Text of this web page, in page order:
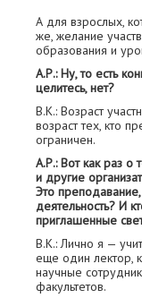
А для взрослых,
же, желание
образования и
А.Р.: Ну, то есть
целитесь, нет?
В.К.: Возраст
возраст тех, кто
ограничен.
А.Р.: Вот как раз о
и другие
Это преподавание,
деятельность? И
приглашенные
В.К.: Лично я —
еще один лектор,
научные
факультетов.